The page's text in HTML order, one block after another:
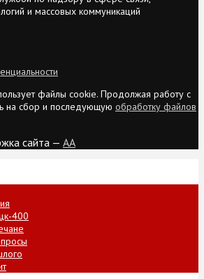
и массовых коммуникаций
файлы cookie. Продолжая работу с
на сбор и последующую обработку файлов
сайта — AA
400